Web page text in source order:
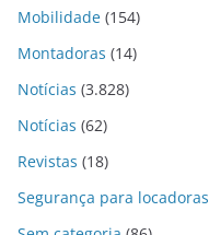
Mobilidade (154)
Montadoras (14)
Notícias (3.828)
Notícias (62)
Revistas (18)
Segurança para locadoras